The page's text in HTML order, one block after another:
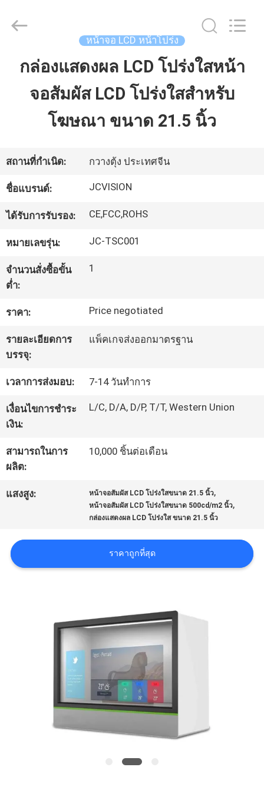
บ้าน
ผลิตภัณฑ์
เกี่ยว
กับ
เรา
โรงงาน
คุณภาพ
ติดต่อ
เรา
ข่าว
กรณี
นโยบาย
Shenzhen
Junction
หน้าจอ LCD หน้าโปร่ง
กล่องแสดงผล LCD โปร่งใสหน้า
จอสัมผัส LCD โปร่งใสสำหรับ
โฆษณา ขนาด 21.5 นิ้ว
สถานที่กำเนิด: กวางตุ้ง ประเทศจีน
ชื่อแบรนด์: JCVISION
ได้รับการรับรอง: CE,FCC,ROHS
หมายเลขรุ่น: JC-TSC001
จำนวนสั่งซื้อขั้น
ต่ำ:
1
ราคา: Price negotiated
รายละเอียดการ
บรรจุ:
แพ็คเกจส่งออกมาตรฐาน
เวลาการส่งมอบ: 7-14 วันทำการ
เงื่อนไขการชำระ
เงิน:
L/C, D/A, D/P, T/T, Western Union
สามารถในการ
ผลิต:
10,000 ชิ้นต่อเดือน
แสงสูง: หน้าจอสัมผัส LCD โปร่งใสขนาด 21.5 นิ้ว,
หน้าจอสัมผัส LCD โปร่งใสขนาด 500cd/m2 นิ้ว,
กล่องแสดงผล LCD โปร่งใส ขนาด 21.5 นิ้ว
ราคาถูกที่สุด